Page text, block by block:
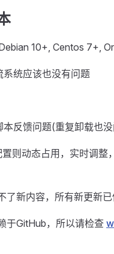
10+, Centos 7+,
统应该也没有问题
反馈问题(重复卸载也
则动态占用，实时调整
了新内容，所有新更新已
于GitHub，所以请检查